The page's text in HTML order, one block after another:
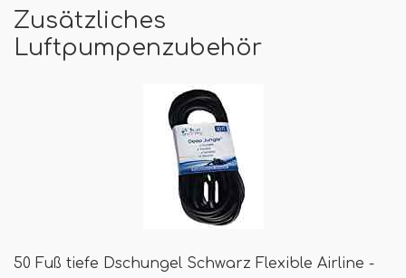
Zusätzliches
Luftpumpenzubehör
50 Fuß tiefe Dschungel Schwarz Flexible Airline -